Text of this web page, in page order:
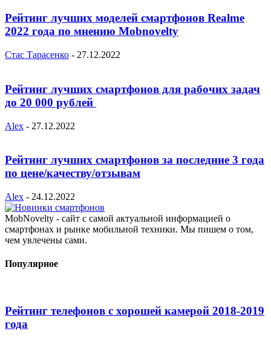
Рейтинг лучших моделей смартфонов Realme
2022 года по мнению Mobnovelty
Стас Тарасенко - 27.12.2022
Рейтинг лучших смартфонов для рабочих задач
до 20 000 рублей
Alex - 27.12.2022
Рейтинг лучших смартфонов за последние 3 года
по цене/качеству/отзывам
Alex - 24.12.2022
MobNovelty - сайт с самой актуальной информацией о
смартфонах и рынке мобильной техники. Мы пишем о том,
чем увлечены сами.
Популярное
Рейтинг телефонов с хорошей камерой 2018-2019
года